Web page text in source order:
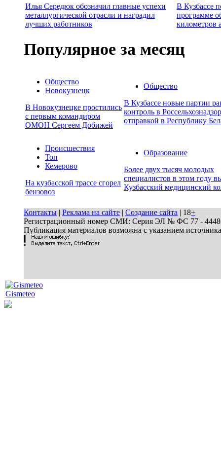
Илья Середюк обозначил главные успехи
металлургической отрасли и наградил
лучших работников
В Кузбассе
программе
километров
Популярное за месяц
Общество
Новокузнецк
В Новокузнецке простились
с первым командиром
ОМОН Сергеем Добижей
Общество
В Кузбассе новые партии
контроль в
отправкой в Республику
Происшествия
Топ
Кемерово
На кузбасской трассе сгорел
бензовоз
Образование
Более двух тысяч молодых
специалистов в этом году
Кузбасский медицинский
Контакты | Реклама на сайте | Создание сайта | 18+
Регистрационный номер СМИ: Серия ЭЛ № ФС 77 - 44486
Публикация материалов возможна с указанием
Gismeteo